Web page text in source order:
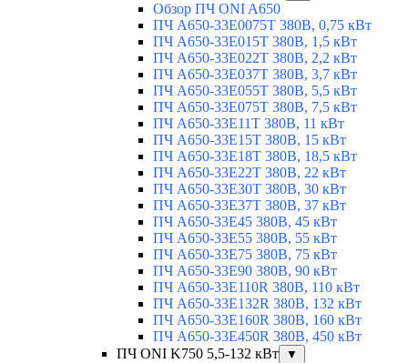
Обзор ПЧ ONI A650
ПЧ A650-33E0075T 380В, 0,75 кВт
ПЧ A650-33E015T 380В, 1,5 кВт
ПЧ A650-33E022T 380В, 2,2 кВт
ПЧ A650-33E037T 380В, 3,7 кВт
ПЧ A650-33E055T 380В, 5,5 кВт
ПЧ A650-33E075T 380В, 7,5 кВт
ПЧ A650-33E11T 380В, 11 кВт
ПЧ A650-33E15T 380В, 15 кВт
ПЧ A650-33E18T 380В, 18,5 кВт
ПЧ A650-33E22T 380В, 22 кВт
ПЧ A650-33E30T 380В, 30 кВт
ПЧ A650-33E37T 380В, 37 кВт
ПЧ A650-33E45 380В, 45 кВт
ПЧ A650-33E55 380В, 55 кВт
ПЧ A650-33E75 380В, 75 кВт
ПЧ A650-33E90 380В, 90 кВт
ПЧ A650-33E110R 380В, 110 кВт
ПЧ A650-33E132R 380В, 132 кВт
ПЧ A650-33E160R 380В, 160 кВт
ПЧ A650-33E450R 380В, 450 кВт
ПЧ ONI K750 5,5-132 кВт
▼